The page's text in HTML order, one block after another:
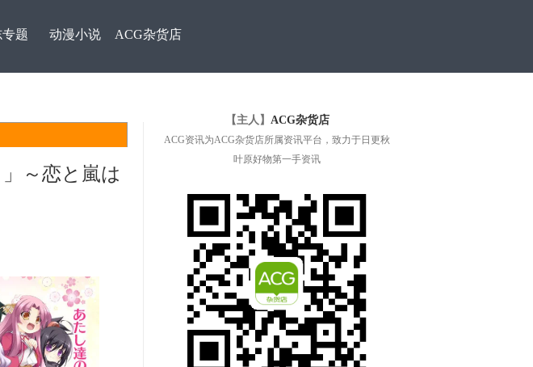
题 动漫小说 ACG杂货店
～恋と嵐は
【主人】 ACG杂货店
ACG资讯为ACG杂货店所属资讯平台，致力于日更秋
叶原好物第一手资讯